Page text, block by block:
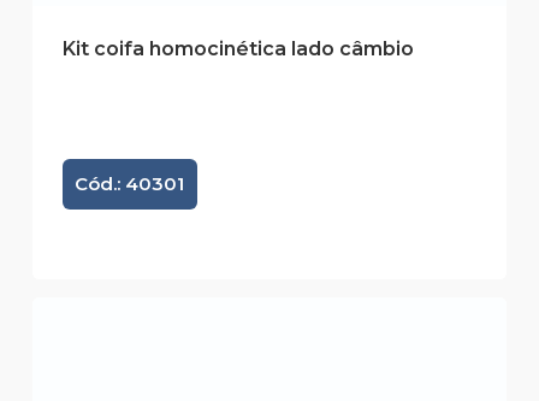
Kit coifa homocinética lado câmbio
Cód.: 40301